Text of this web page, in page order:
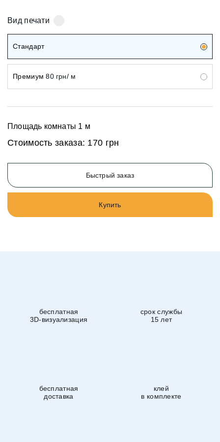
Вид печати
Стандарт
Премиум 80 грн/ м
Площадь комнаты 1 м
Стоимость заказа: 170 грн
Быстрый заказ
Купить
бесплатная
3D-визуализация
срок службы
15 лет
бесплатная
доставка
клей
в комплекте